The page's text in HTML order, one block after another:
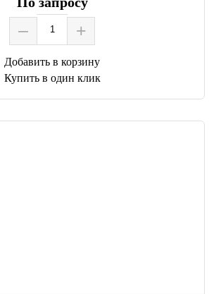
– +
Добавить в корзину
Купить в один клик